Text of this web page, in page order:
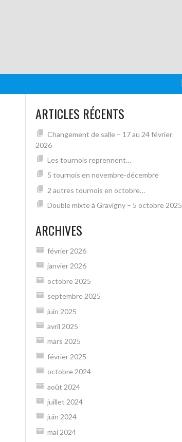
ARTICLES RÉCENTS
Changement de salle – 17 au 24 février
2026
Les tournois reprennent…
5 tournois en novembre-décembre
2 autres tournois en octobre…
Double mixte à Gravigny – 5 octobre 2025
ARCHIVES
février 2026
janvier 2026
octobre 2025
septembre 2025
juin 2025
avril 2025
mars 2025
février 2025
octobre 2024
août 2024
juillet 2024
juin 2024
mai 2024